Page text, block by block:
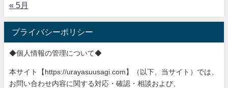
« 5月
プライバシーポリシー
◆個人情報の管理について◆
本サイト【https://urayasuusagi.com】（以下、当サイト）では、
お問い合わせ内容に関する対応・確認・相談および、